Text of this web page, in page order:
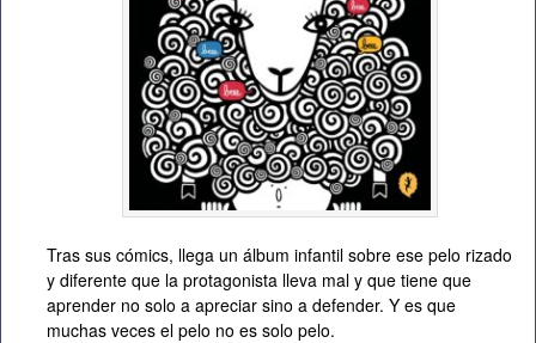
Tras sus cómics, llega un álbum infantil sobre ese pelo rizado
y diferente que la protagonista lleva mal y que tiene que
aprender no solo a apreciar sino a defender. Y es que
muchas veces el pelo no es solo pelo.